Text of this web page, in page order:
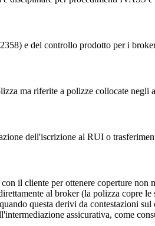
e del controllo prodotto per i
ma riferite a polizze collocate negli
dell'iscrizione al RUI o
il cliente per ottenere coperture non
al broker (la polizza copre
questa derivi da contestazioni
assicurativa, come